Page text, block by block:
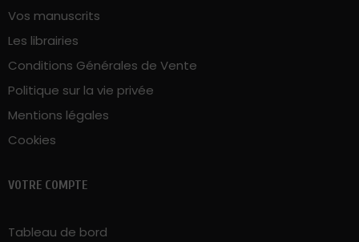
Vos manuscrits
Les librairies
Conditions Générales de Vente
Politique sur la vie privée
Mentions légales
Cookies
VOTRE COMPTE
Tableau de bord